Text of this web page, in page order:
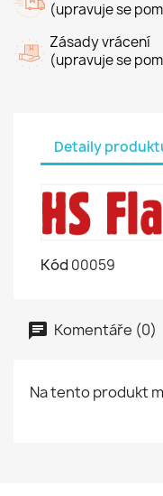
(upravuje se
Zásady vrácení
(upravuje se
Detaily
Kód 00059
Komentáře (0)
Na tento produkt